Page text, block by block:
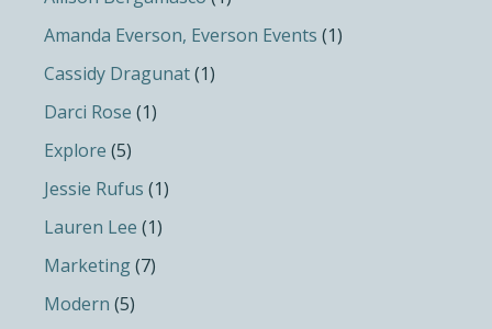
Amanda Everson, Everson Events (1)
Cassidy Dragunat(1)
Darci Rose (1)
Explore (5)
Jessie Rufus (1)
Lauren Lee (1)
Marketing(7)
Modern (5)